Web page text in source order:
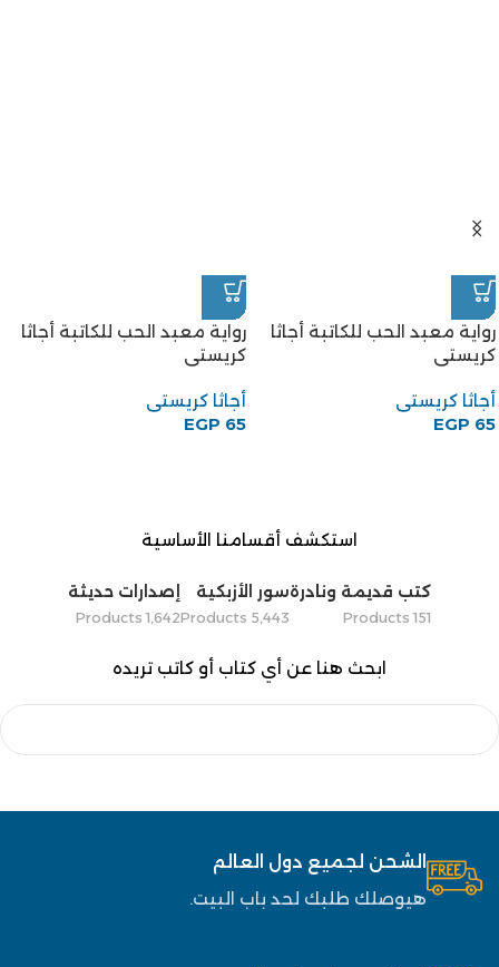
رواية معبد الحب للكاتبة أجاثا
كريستى
أجاثا كريستى
EGP 65
رواية معبد الحب للكاتبة أجاثا
كريستى
أجاثا كريستى
EGP 65
استكشف أقسامنا الأساسية
كتب قديمة ونادرة
151 Products
سور الأزبكية
5٬443 Products
إصدارات حديثة
1٬642 Products
ابحث هنا عن أي كتاب أو كاتب تريده
الشحن لجميع دول العالم
هيوصلك طلبك لحد باب البيت.